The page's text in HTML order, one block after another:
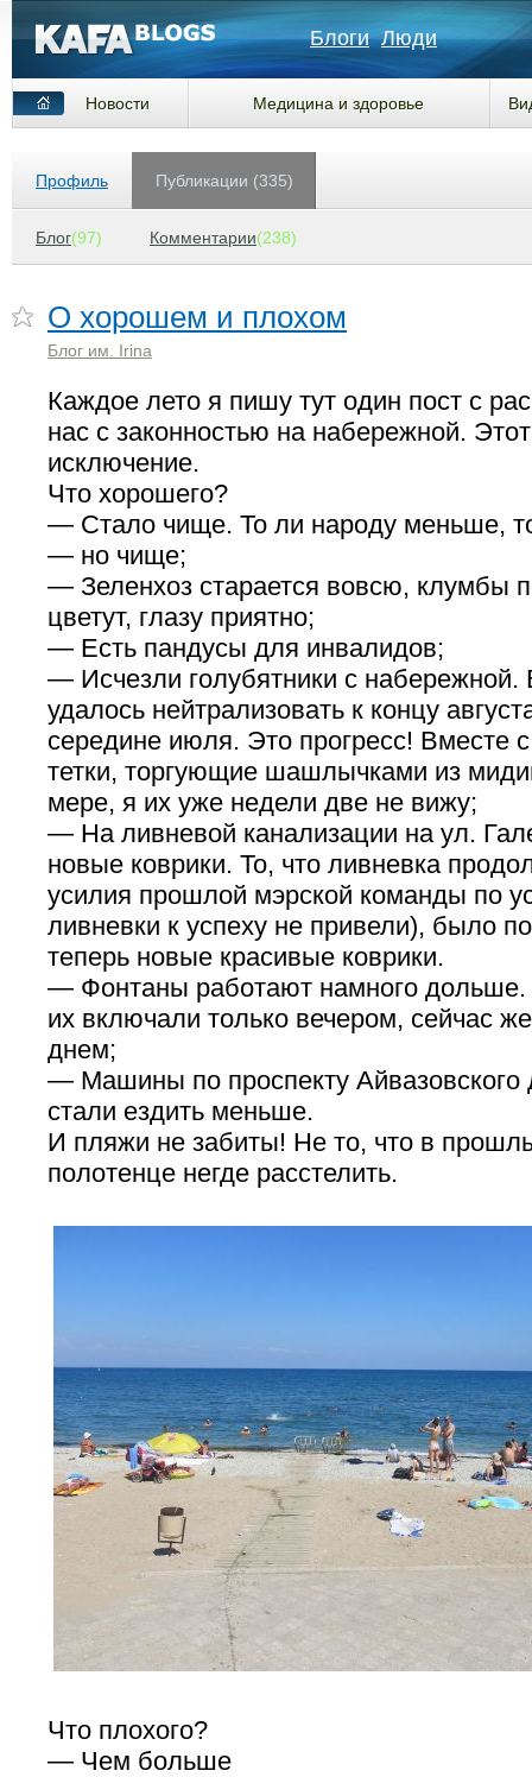
Блоги Люди
Новости Медицина и здоровье
Профиль Публикации (335)
Блог(97) Комментарии(238)
О хорошем и плохом
Блог им. Irina
Каждое лето я пишу тут один пост с
нас с законностью на набережной.
исключение.
Что хорошего?
— Стало чище. То ли народу меньше,
— но чище;
— Зеленхоз старается вовсю, клумбы
цветут, глазу приятно;
— Есть пандусы для инвалидов;
— Исчезли голубятники с
удалось нейтрализовать к концу
середине июля. Это прогресс! Вместе
тетки, торгующие шашлычками из
мере, я их уже недели две не вижу;
— На ливневой канализации на ул.
новые коврики. То, что ливневка
усилия прошлой мэрской команды по
ливневки к успеху не привели), было
теперь новые красивые коврики.
— Фонтаны работают намного
их включали только вечером, сейчас
днем;
— Машины по проспекту Айвазовского
стали ездить меньше.
И пляжи не забиты! Не то, что в
полотенце негде расстелить.
Что плохого?
— Чем больше